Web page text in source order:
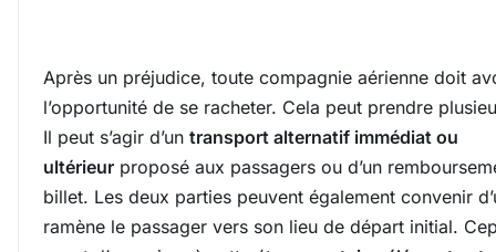
Après un préjudice, toute compagnie aérienne doit
l’opportunité de se racheter. Cela peut prendre
Il peut s’agir d’un transport alternatif immédiat ou
ultérieur proposé aux passagers ou d’un
billet. Les deux parties peuvent également convenir
ramène le passager vers son lieu de départ initial.